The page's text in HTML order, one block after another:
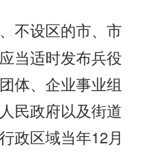
不设区的市、市
当适时发布兵役
体、企业事业组
民政府以及街道
政区域当年12月